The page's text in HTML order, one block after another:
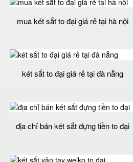
mua két sắt to đại giá rẻ tại hà nội
két sắt to đại giá rẻ tại đà nẵng
địa chỉ bán két sắt đựng tiền to đại